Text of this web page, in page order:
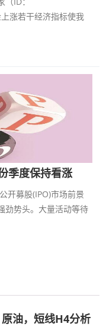
涨若干经济指标使我
季度保持看涨
开募股(IPO)市场前景
劲势头。大量活动等待
油，短线H4分析